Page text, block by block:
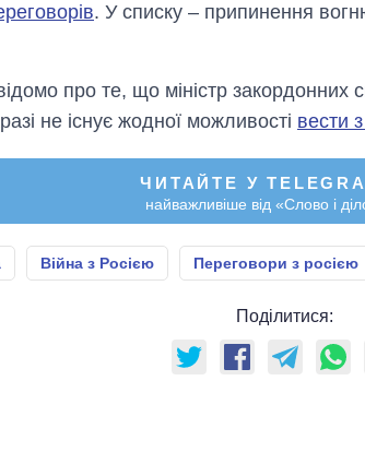
. У списку – припинення
про те, що міністр
не існує жодної можливості вести
ЧИТАЙТЕ У
найважливіше від «Слово і
Війна з Росією Переговори з росією
Поділитися: